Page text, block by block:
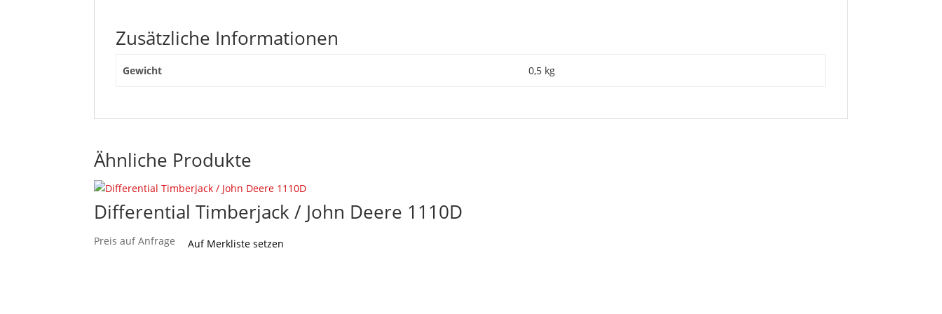
Zusätzliche Informationen
Gewicht 0,5 kg
Ähnliche Produkte
Differential Timberjack / John Deere 1110D
Preis auf Anfrage Auf Merkliste setzen